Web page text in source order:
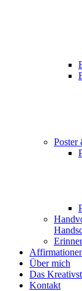
Poster
Über mich
Das
Kontakt